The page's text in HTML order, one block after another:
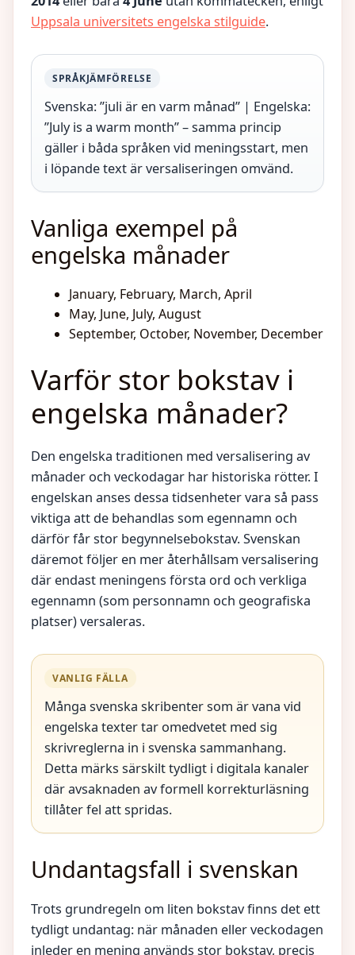
Uppsala universitets engelska stilguide.
SPRÅKJÄMFÖRELSE
Svenska: ”juli är en varm månad” | Engelska:
”July is a warm month” – samma princip
gäller i båda språken vid meningsstart, men
i löpande text är versaliseringen omvänd.
Vanliga exempel på
engelska månader
January, February, March, April
May, June, July, August
September, October, November, December
Varför stor bokstav i
engelska månader?
Den engelska traditionen med versalisering av
månader och veckodagar har historiska rötter. I
engelskan anses dessa tidsenheter vara så pass
viktiga att de behandlas som egennamn och
därför får stor begynnelsebokstav. Svenskan
däremot följer en mer återhållsam versalisering
där endast meningens första ord och verkliga
egennamn (som personnamn och geografiska
platser) versaleras.
VANLIG FÄLLA
Många svenska skribenter som är vana vid
engelska texter tar omedvetet med sig
skrivreglerna in i svenska sammanhang.
Detta märks särskilt tydligt i digitala kanaler
där avsaknaden av formell korrekturläsning
tillåter fel att spridas.
Undantagsfall i svenskan
Trots grundregeln om liten bokstav finns det ett
tydligt undantag: när månaden eller veckodagen
inleder en mening används stor bokstav, precis